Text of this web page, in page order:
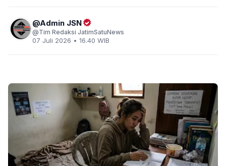
Admin JSN
Tim Redaksi JatimSatuNews
07 Juli 2026 • 16.40 WIB